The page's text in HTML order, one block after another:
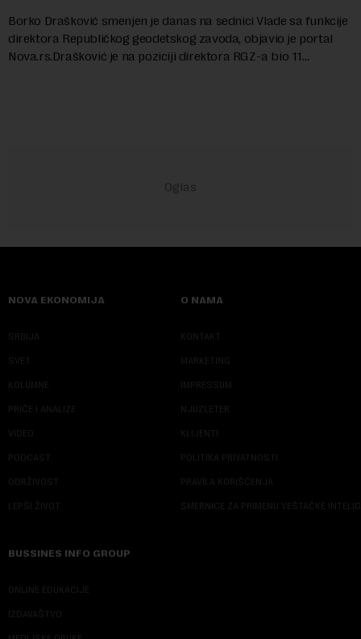
Borko Drašković smenjen je danas na sednici Vlade sa funkcije
direktora Republičkog geodetskog zavoda, objavio je portal
Nova.rs.Drašković je na poziciji direktora RGZ-a bio 11
NOVA EKONOMIJA
SRBIJA
SVET
KOLUMNE
PRIČE I ANALIZE
VIDEO
PODCAST
ODRŽIVOST
LEPŠI ŽIVOT
O NAMA
KONTAKT
MARKETING
IMPRESSUM
NJUZLETER
KLIJENTI
POLITIKA PRIVATNOSTI
PRAVILA KORIŠĆENJA
SMERNICE ZA PRIMENU VEŠTAČKE
BUSSINES INFO GROUP
ONLINE EDUKACIJE
IZDAVAŠTVO